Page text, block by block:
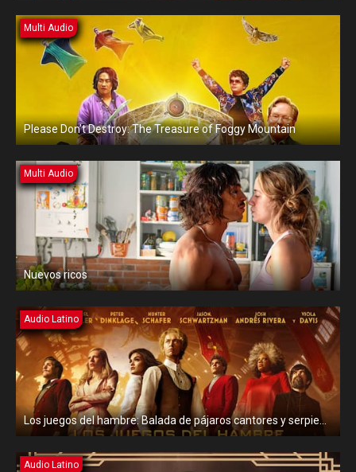
Multi Audio
Please Don’t Destroy: The Treasure of Foggy Mountain
Multi Audio
Nuevos ricos
Audio Latino
Los juegos del hambre: Balada de pájaros cantores y serpientes
Audio Latino